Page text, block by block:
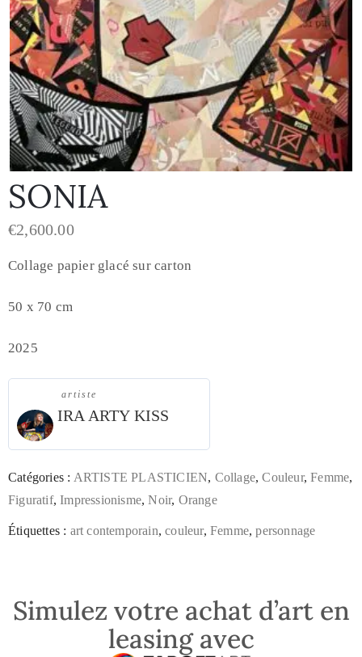
SONIA
€2,600.00
Collage papier glacé sur carton
50 x 70 cm
2025
artiste
IRA ARTY KISS
Catégories : ARTISTE PLASTICIEN, Collage,Couleur,Femme,
Figuratif,Impressionisme,Noir, Orange
Étiquettes : art contemporain,couleur,Femme,personnage
Simulez votre achat d’art en
leasing avec